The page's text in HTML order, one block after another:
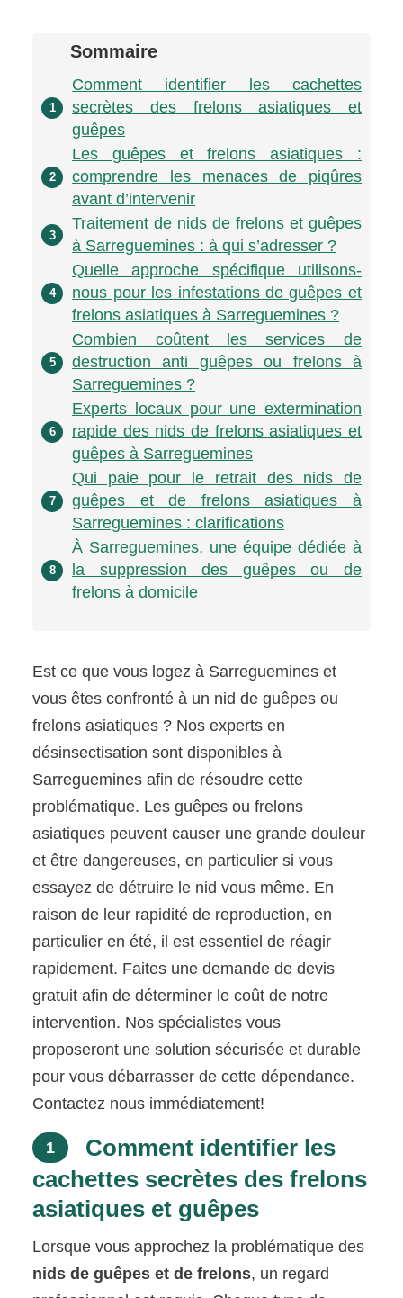
Sommaire
1
Comment identifier les cachettes
secrètes des frelons asiatiques et
guêpes
2
Les guêpes et frelons asiatiques :
comprendre les menaces de piqûres
avant d’intervenir
3
Traitement de nids de frelons et guêpes
à Sarreguemines : à qui s’adresser ?
4
Quelle approche spécifique utilisons-
nous pour les infestations de guêpes et
frelons asiatiques à Sarreguemines ?
5
Combien coûtent les services de
destruction anti guêpes ou frelons à
Sarreguemines ?
6
Experts locaux pour une extermination
rapide des nids de frelons asiatiques et
guêpes à Sarreguemines
7
Qui paie pour le retrait des nids de
guêpes et de frelons asiatiques à
Sarreguemines : clarifications
8
À Sarreguemines, une équipe dédiée à
la suppression des guêpes ou de
frelons à domicile
Est ce que vous logez à Sarreguemines et
vous êtes confronté à un nid de guêpes ou
frelons asiatiques ? Nos experts en
désinsectisation sont disponibles à
Sarreguemines afin de résoudre cette
problématique. Les guêpes ou frelons
asiatiques peuvent causer une grande douleur
et être dangereuses, en particulier si vous
essayez de détruire le nid vous même. En
raison de leur rapidité de reproduction, en
particulier en été, il est essentiel de réagir
rapidement. Faites une demande de devis
gratuit afin de déterminer le coût de notre
intervention. Nos spécialistes vous
proposeront une solution sécurisée et durable
pour vous débarrasser de cette dépendance.
Contactez nous immédiatement!
1
Comment identifier les
cachettes secrètes des frelons
asiatiques et guêpes
Lorsque vous approchez la problématique des
nids de guêpes et de frelons, un regard